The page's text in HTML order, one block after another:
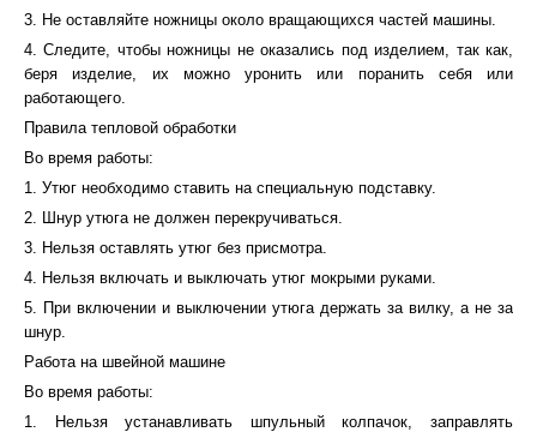
3. Не оставляйте ножницы около вращающихся частей машины.
4. Следите, чтобы ножницы не оказались под изделием, так как,
беря изделие, их можно уронить или поранить себя или
работающего.
Правила тепловой обработки
Во время работы:
1. Утюг необходимо ставить на специальную подставку.
2. Шнур утюга не должен перекручиваться.
3. Нельзя оставлять утюг без присмотра.
4. Нельзя включать и выключать утюг мокрыми руками.
5. При включении и выключении утюга держать за вилку, а не за
шнур.
Работа на швейной машине
Во время работы:
1. Нельзя устанавливать шпульный колпачок, заправлять